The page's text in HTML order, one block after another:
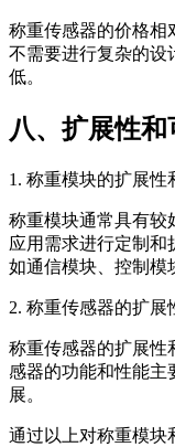
称重传感器的价格相
不需要进行复杂的设
低。
八、扩展性
1. 称重模块的扩展性
称重模块通常具有较
应用需求进行定制和
如通信模块、控制模
2. 称重传感器的扩展
称重传感器的扩展性
感器的功能和性能主
展。
通过以上对称重模块